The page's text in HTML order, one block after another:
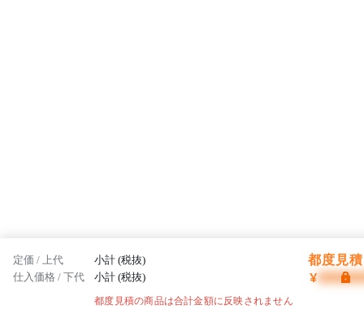
定価 / 上代 小計 (税抜) 都度見
仕入価格 / 下代 小計 (税抜) ¥
都度見積の商品は合計金額に反映されません